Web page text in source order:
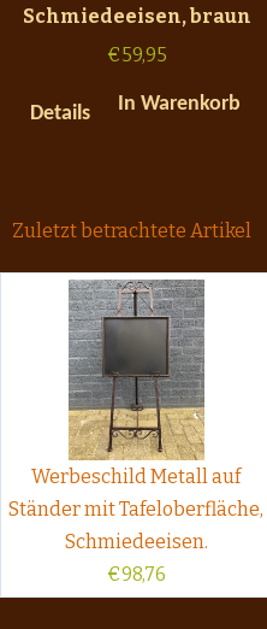
Schmiedeeisen, braun
€59,95
Details In Warenkorb
Zuletzt betrachtete Artikel
Werbeschild Metall auf
Ständer mit Tafeloberfläche,
Schmiedeeisen.
€98,76